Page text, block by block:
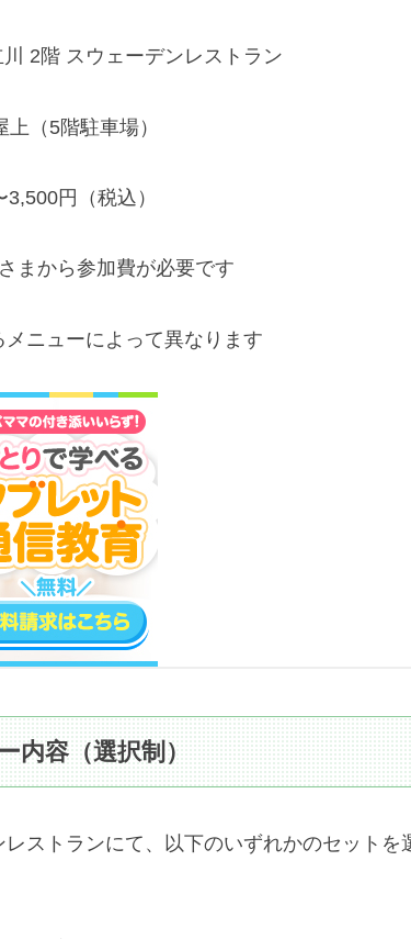
川 2階 スウェーデンレストラン
（5階駐車場）
3,500円（税込）
から参加費が必要です
ニューによって異なります
内容（選択制）
ストランにて、以下のいずれかのセットを